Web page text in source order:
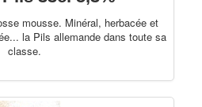
mousse. Minéral, herbacée et
la Pils allemande dans toute sa
classe.